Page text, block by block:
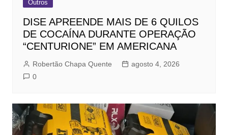
Outros
DISE APREENDE MAIS DE 6 QUILOS
DE COCAÍNA DURANTE OPERAÇÃO
“CENTURIONE” EM AMERICANA
Robertão Chapa Quente
agosto 4, 2026
0